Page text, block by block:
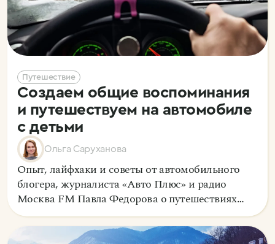
Путешествие
Создаем общие воспоминания
и путешествуем на автомобиле
с детьми
Ольга Саруханова
Опыт, лайфхаки и советы от автомобильного
блогера, журналиста «Авто Плюс» и радио
Москва FM Павла Федорова о путешествиях
с детьми по России.